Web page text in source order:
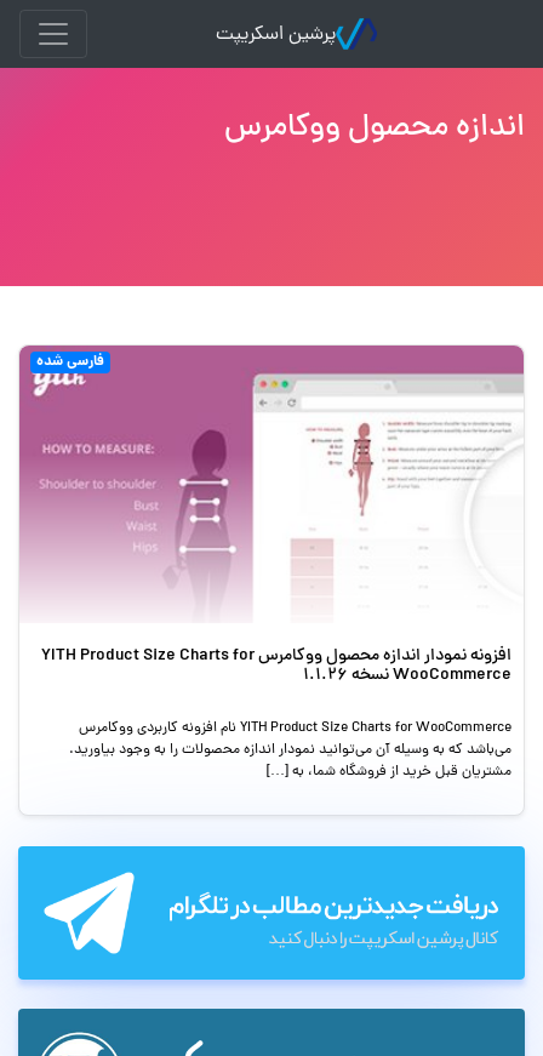
پرشین اسکریپت
اندازه محصول ووکامرس
فارسی شده
افزونه نمودار اندازه محصول ووکامرس YITH Product Size Charts for
WooCommerce نسخه 1.1.26
YITH Product Size Charts for WooCommerce نام افزونه کاربردی ووکامرس
می‌باشد که به وسیله آن می‌توانید نمودار اندازه محصولات را به وجود بیاورید.
مشتریان قبل خرید از فروشگاه شما، به […]